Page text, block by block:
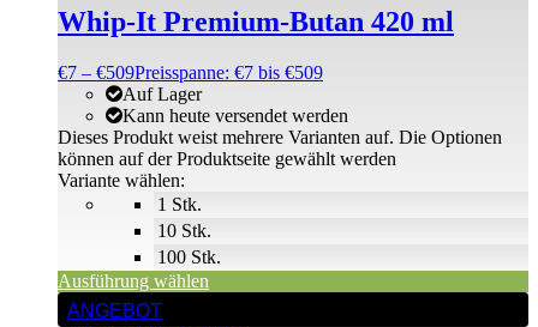
Whip-It Premium-Butan 420 ml
€7 – €509Preisspanne: €7 bis €509
1 Stk.
10 Stk.
100 Stk.
Auf Lager
Kann heute versendet werden
Variante wählen:
Ausführung wählen
Dieses Produkt weist mehrere Varianten auf. Die Optionen
können auf der Produktseite gewählt werden
ANGEBOT